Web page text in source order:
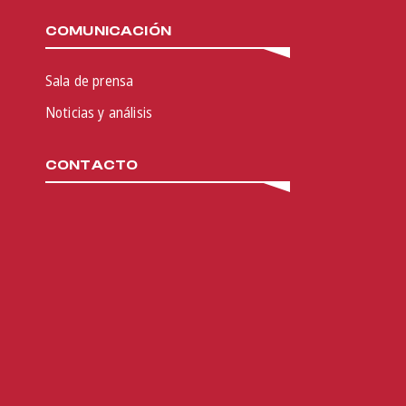
COMUNICACIÓN
Sala de prensa
Noticias y análisis
CONTACTO